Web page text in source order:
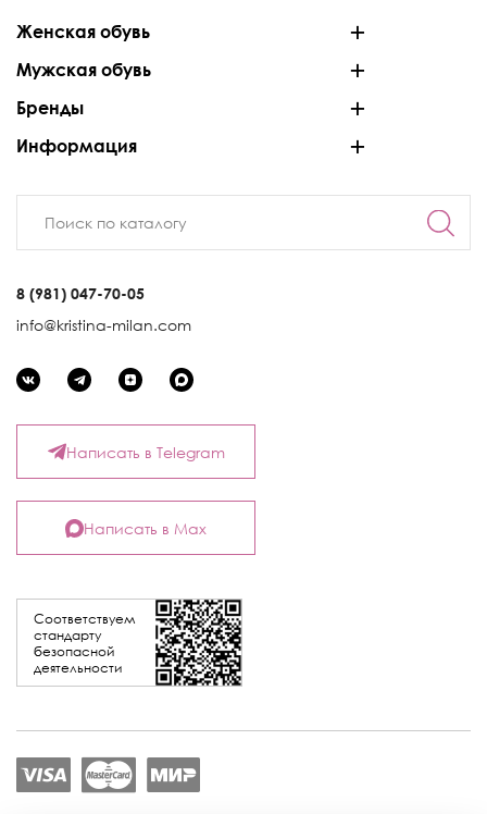
Женская обувь
Мужская обувь
Бренды
Информация
8 (981) 047-70-05
info@kristina-milan.com
Соответствуем
стандарту
безопасной
деятельности
Написать в Telegram
Написать в Max